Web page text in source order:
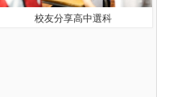
校友分享高中選科